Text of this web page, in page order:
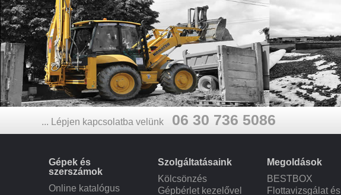
... Lépjen kapcsolatba velünk 06 30 736 5086
Gépek és
szerszámok
Online katalógus
Szolgáltatásaink
Kölcsönzés
Gépbérlet kezelővel
Megoldások
BESTBOX
Flottavizsgálat és